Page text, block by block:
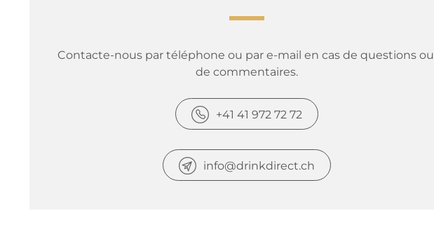
Contacte-nous par téléphone ou par e-mail en cas de questions ou
de commentaires.
+41 41 972 72 72
info@drinkdirect.ch